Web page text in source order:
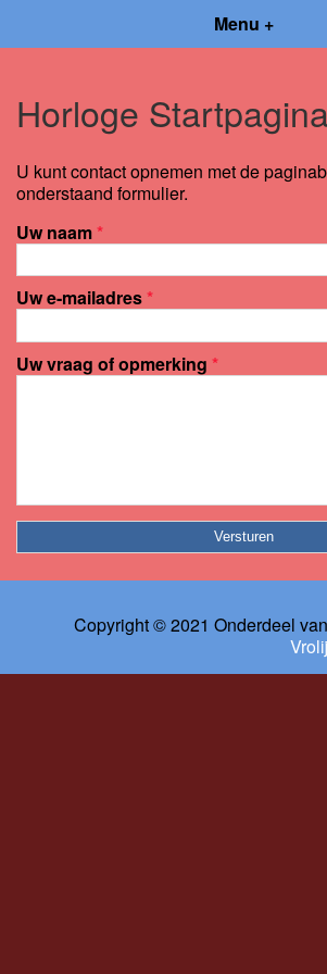
Menu +
Horloge Startpagina
U kunt contact opnemen met de
onderstaand formulier.
Uw naam*
Uw e-mailadres*
Uw vraag of opmerking *
Copyright © 2021 Onderdeel van